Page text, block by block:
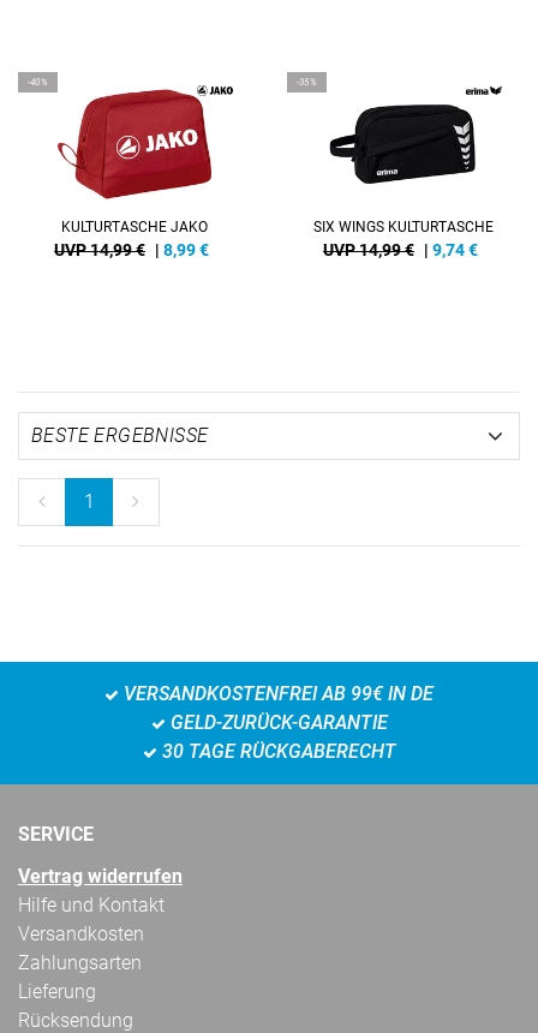
-40%
KULTURTASCHE JAKO
UVP 14,99 € | 8,99€
-35%
SIX WINGS KULTURTASCHE
UVP 14,99 € | 9,74€
1
VERSANDKOSTENFREI AB 99€ IN DE
GELD-ZURÜCK-GARANTIE
30 TAGE RÜCKGABERECHT
SERVICE
Vertrag widerrufen
Hilfe und Kontakt
Versandkosten
Zahlungsarten
Lieferung
Rücksendung